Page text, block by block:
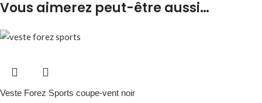
Vous aimerez peut-être aussi…
Veste Forez Sports coupe-vent noir